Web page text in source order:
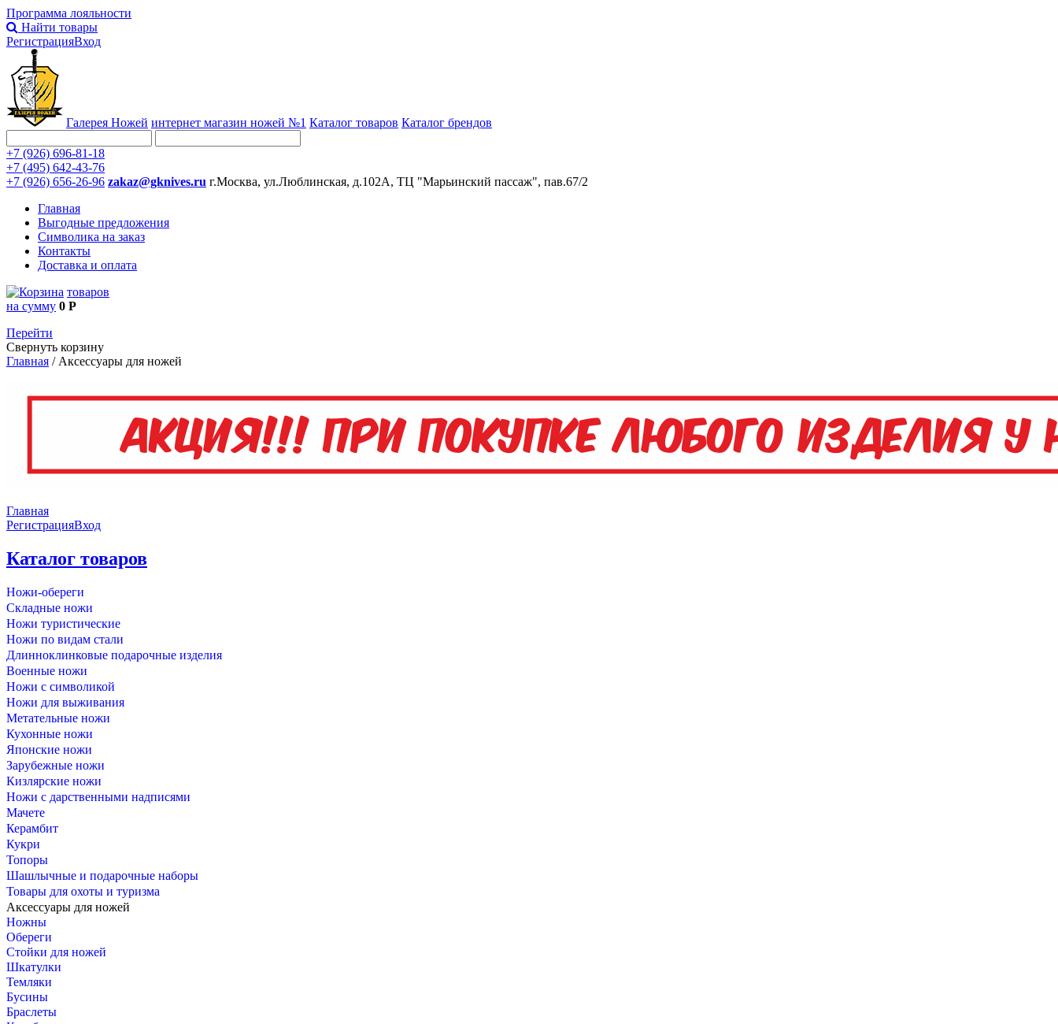
Программа лояльности
Найти товары
РегистрацияВход
Галерея Ножей интернет магазин ножей №1 Каталог товаров Каталог брендов
+7 (926) 696-81-18
+7 (495) 642-43-76
+7 (926) 656-26-96 zakaz@gknives.ru г.Москва, ул.Люблинская, д.102А, ТЦ "Марьинский пассаж", пав.67/2
Главная
Выгодные предложения
Символика на заказ
Контакты
Доставка и оплата
товаров
на сумму 0 Р
Перейти
Свернуть корзину
Главная / Аксессуары для ножей
Главная
РегистрацияВход
Каталог товаров
Ножи-обереги
Складные ножи
Ножи туристические
Ножи по видам стали
Длинноклинковые подарочные изделия
Военные ножи
Ножи с символикой
Ножи для выживания
Метательные ножи
Кухонные ножи
Японские ножи
Зарубежные ножи
Кизлярские ножи
Ножи с дарственными надписями
Мачете
Керамбит
Кукри
Топоры
Шашлычные и подарочные наборы
Товары для охоты и туризма
Аксессуары для ножей
Ножны
Обереги
Стойки для ножей
Шкатулки
Темляки
Бусины
Браслеты